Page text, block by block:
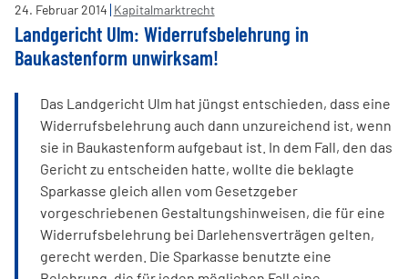
Kommanditgesellschaft
MS
„Santa
Offen
Reederei
GmbH
und
Co.
derzeit
problematisch
24. Februar2014 Kapitalmarktrecht
Landgericht Ulm: Widerrufsbelehrung in
Baukastenform unwirksam!
Das Landgericht Ulm hat jüngst entschieden, dass eine
Widerrufsbelehrung auch dann unzureichend ist, wenn
sie in Baukastenform aufgebaut ist. In dem Fall, den das
Gericht zu entscheiden hatte, wollte die beklagte
Sparkasse gleich allen vom Gesetzgeber
vorgeschriebenen Gestaltungshinweisen, die für eine
Widerrufsbelehrung bei Darlehensverträgen gelten,
gerecht werden. Die Sparkasse benutzte eine